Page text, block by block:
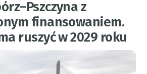
z
finansowaniem.
ruszyć w 2029 roku